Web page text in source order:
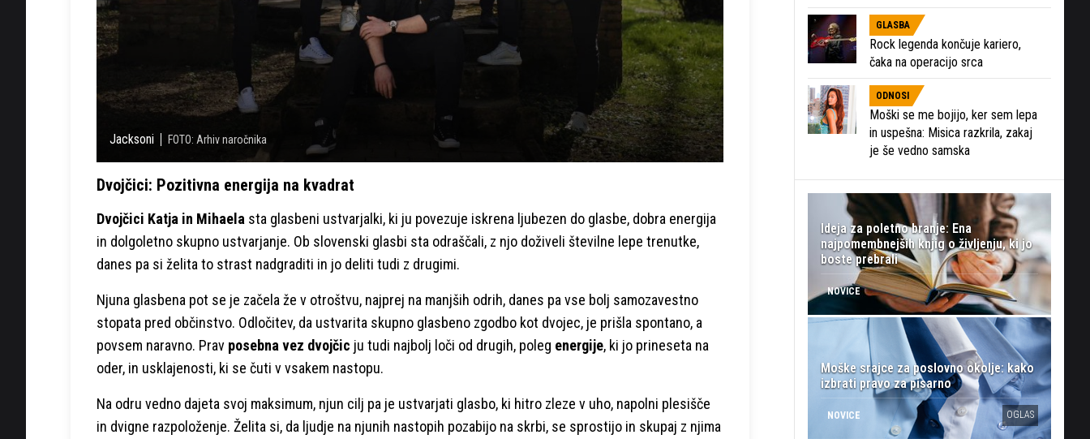
Jacksoni FOTO: Arhiv naročnika
Dvojčici: Pozitivna energija na kvadrat
Dvojčici Katja in Mihaela sta glasbeni ustvarjalki, ki ju povezuje iskrena ljubezen do glasbe, dobra energija
in dolgoletno skupno ustvarjanje. Ob slovenski glasbi sta odraščali, z njo doživeli številne lepe trenutke,
danes pa si želita to strast nadgraditi in jo deliti tudi z drugimi.
Njuna glasbena pot se je začela že v otroštvu, najprej na manjših odrih, danes pa vse bolj samozavestno
stopata pred občinstvo. Odločitev, da ustvarita skupno glasbeno zgodbo kot dvojec, je prišla spontano, a
povsem naravno. Prav posebna vez dvojčic ju tudi najbolj loči od drugih, poleg energije, ki jo prineseta na
oder, in usklajenosti, ki se čuti v vsakem nastopu.
Na odru vedno dajeta svoj maksimum, njun cilj pa je ustvarjati glasbo, ki hitro zleze v uho, napolni plesišče
in dvigne razpoloženje. Želita si, da ljudje na njunih nastopih pozabijo na skrbi, se sprostijo in skupaj z njima
GLASBA
Rock legenda končuje kariero,
čaka na operacijo srca
ODNOSI
Moški se me bojijo, ker sem lepa
in uspešna: Misica razkrila, zakaj
je še vedno samska
Ideja za poletno branje: Ena
najpomembnejših knjig o življenju, ki jo
boste prebrali
NOVICE
Moške srajce za poslovno okolje: kako
izbrati pravo za pisarno
NOVICE OGLAS